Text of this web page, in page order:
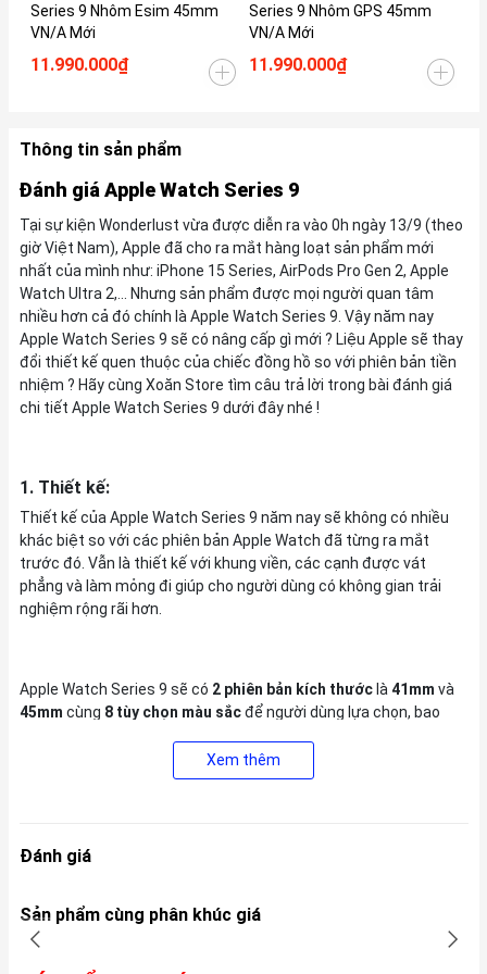
Series 9 Nhôm Esim 45mm
VN/A Mới
11.990.000₫
Series 9 Nhôm GPS 45mm
VN/A Mới
11.990.000₫
Thông tin sản phẩm
Đánh giá Apple Watch Series 9
Tại sự kiện Wonderlust vừa được diễn ra vào 0h ngày 13/9 (theo
giờ Việt Nam), Apple đã cho ra mắt hàng loạt sản phẩm mới
nhất của mình như: iPhone 15 Series, AirPods Pro Gen 2, Apple
Watch Ultra 2,... Nhưng sản phẩm được mọi người quan tâm
nhiều hơn cả đó chính là Apple Watch Series 9. Vậy năm nay
Apple Watch Series 9 sẽ có nâng cấp gì mới ? Liệu Apple sẽ thay
đổi thiết kế quen thuộc của chiếc đồng hồ so với phiên bản tiền
nhiệm ? Hãy cùng Xoăn Store tìm câu trả lời trong bài đánh giá
chi tiết Apple Watch Series 9 dưới đây nhé !
1. Thiết kế:
Thiết kế của Apple Watch Series 9 năm nay sẽ không có nhiều
khác biệt so với các phiên bản Apple Watch đã từng ra mắt
trước đó. Vẫn là thiết kế với khung viền, các cạnh được vát
phẳng và làm mỏng đi giúp cho người dùng có không gian trải
nghiệm rộng rãi hơn.
Apple Watch Series 9 sẽ có 2 phiên bản kích thướclà41mm và
45mm cùng 8 tùy chọn màu sắcđể người dùng lựa chọn, bao
Xem thêm
Đánh giá
Sản phẩm cùng phân khúc giá